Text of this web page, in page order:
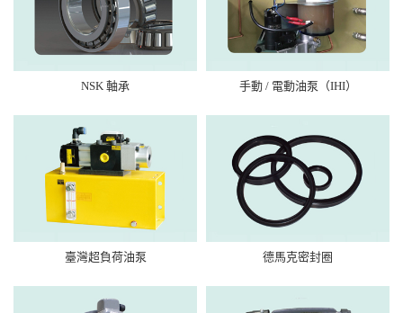
NSK 軸承 手動 / 電動油泵（IHI）
臺灣超負荷油泵 德馬克密封圈